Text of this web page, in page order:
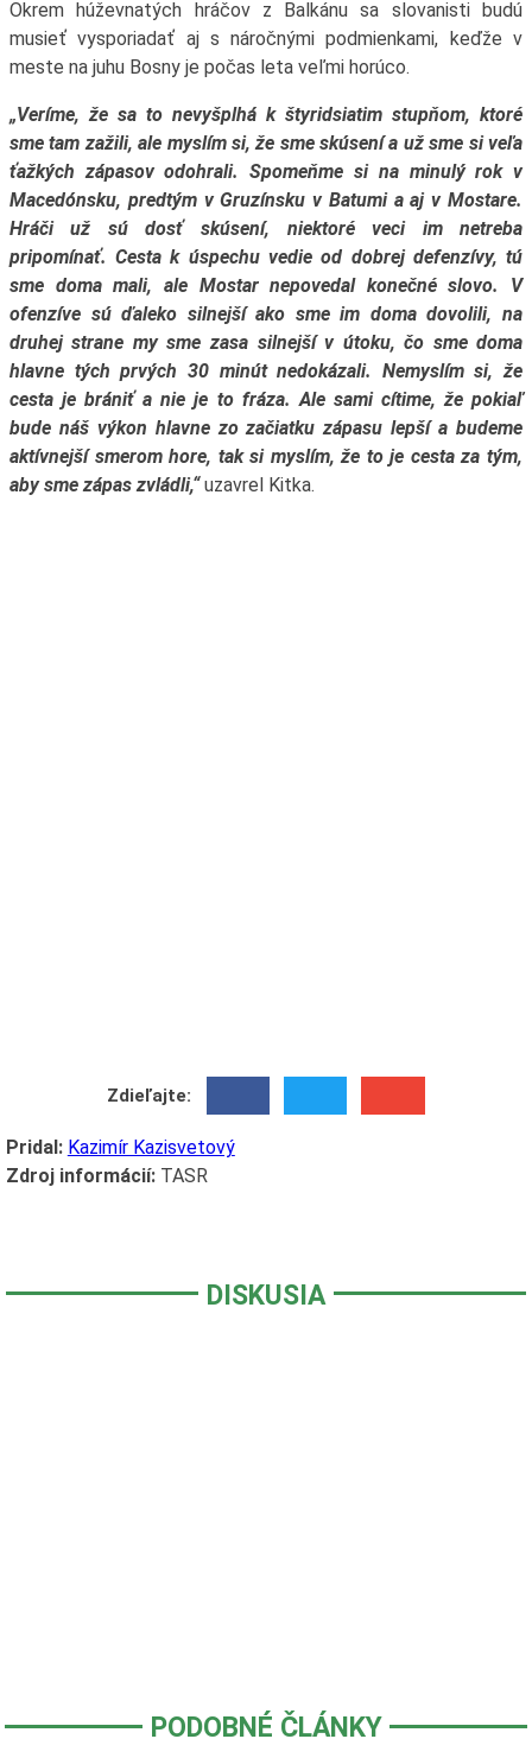
Okrem húževnatých hráčov z Balkánu sa slovanisti budú
musieť vysporiadať aj s náročnými podmienkami, keďže v
meste na juhu Bosny je počas leta veľmi horúco.
„Veríme, že sa to nevyšplhá k štyridsiatim stupňom, ktoré
sme tam zažili, ale myslím si, že sme skúsení a už sme si veľa
ťažkých zápasov odohrali. Spomeňme si na minulý rok v
Macedónsku, predtým v Gruzínsku v Batumi a aj v Mostare.
Hráči už sú dosť skúsení, niektoré veci im netreba
pripomínať. Cesta k úspechu vedie od dobrej defenzívy, tú
sme doma mali, ale Mostar nepovedal konečné slovo. V
ofenzíve sú ďaleko silnejší ako sme im doma dovolili, na
druhej strane my sme zasa silnejší v útoku, čo sme doma
hlavne tých prvých 30 minút nedokázali. Nemyslím si, že
cesta je brániť a nie je to fráza. Ale sami cítime, že pokiaľ
bude náš výkon hlavne zo začiatku zápasu lepší a budeme
aktívnejší smerom hore, tak si myslím, že to je cesta za tým,
aby sme zápas zvládli,“uzavrel Kitka.
Zdieľajte:
Pridal: Kazimír Kazisvetový
Zdroj informácií:TASR
DISKUSIA
PODOBNÉ ČLÁNKY